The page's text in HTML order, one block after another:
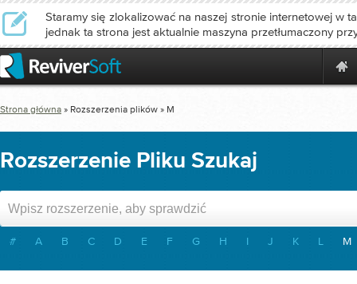
Staramy się zlokalizować na naszej stronie internetowej w
jednak ta strona jest aktualnie maszyna przetłumaczony
Strona główna » Rozszerzenia plików » M
Rozszerzenie Pliku Szukaj
# A B C D E F G H I J K L M